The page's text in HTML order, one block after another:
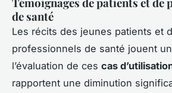
de santé
Les récits des jeunes patients et
professionnels de santé jouent
l’évaluation de ces cas
rapportent une diminution